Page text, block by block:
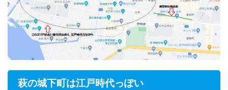
萩の城下町は江戸時代っぽい